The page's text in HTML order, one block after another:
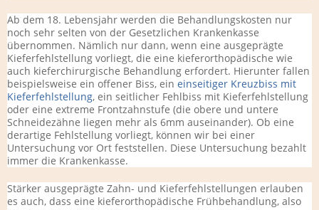
Ab dem 18. Lebensjahr werden die Behandlungskosten nur
noch sehr selten von der Gesetzlichen Krankenkasse
übernommen. Nämlich nur dann, wenn eine ausgeprägte
Kieferfehlstellung vorliegt, die eine kieferorthopädische wie
auch kieferchirurgische Behandlung erfordert. Hierunter fallen
beispielsweise ein offener Biss, ein einseitiger Kreuzbiss mit
Kieferfehlstellung, ein seitlicher Fehlbiss mit Kieferfehlstellung
oder eine extreme Frontzahnstufe (die obere und untere
Schneidezähne liegen mehr als 6mm auseinander). Ob eine
derartige Fehlstellung vorliegt, können wir bei einer
Untersuchung vor Ort feststellen. Diese Untersuchung bezahlt
immer die Krankenkasse.
Stärker ausgeprägte Zahn- und Kieferfehlstellungen erlauben
es auch, dass eine kieferorthopädische Frühbehandlung, also